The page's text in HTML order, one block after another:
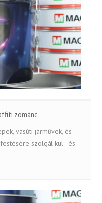
zománc
vasúti járművek, és
szolgál kül–és